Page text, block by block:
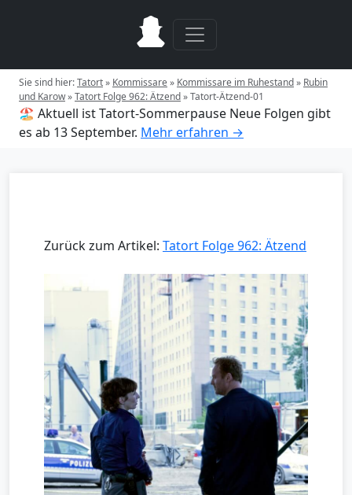
Sie sind hier:Tatort» Kommissare» Kommissare im Ruhestand» Rubin
und Karow»Tatort Folge 962: Ätzend»Tatort-Ätzend-01
🏖️ Aktuell ist Tatort-Sommerpause Neue Folgen gibt
es ab 13 September. Mehr erfahren →
Zurück zum Artikel: Tatort Folge 962: Ätzend